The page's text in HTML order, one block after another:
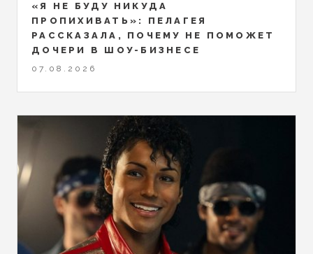
«Я НЕ БУДУ НИКУДА
ПРОПИХИВАТЬ»: ПЕЛАГЕЯ
РАССКАЗАЛА, ПОЧЕМУ НЕ ПОМОЖЕТ
ДОЧЕРИ В ШОУ-БИЗНЕСЕ
07.08.2026